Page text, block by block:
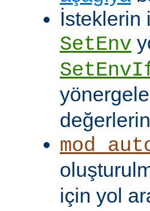
İsteklerin
SetEnv
için yol